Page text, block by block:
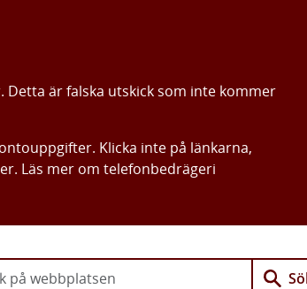
Detta är falska utskick som inte kommer
Klicka inte på länkarna,
Läs mer om telefonbedrägeri